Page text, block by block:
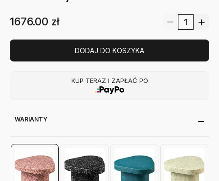
1676.00 zł
DODAJ DO KOSZYKA
KUP TERAZ I ZAPŁAĆ PO
WARIANTY